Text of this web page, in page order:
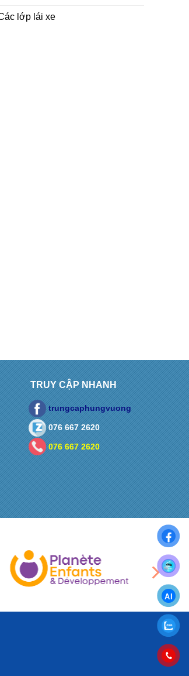
lớp lái xe
TRUY CẬP NHANH
trungcaphungvuong
076 667 2620
076 667 2620